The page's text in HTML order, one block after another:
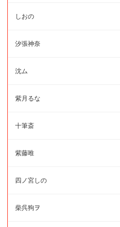
しおの
汐張神奈
沈ム
紫月るな
十筆斎
紫藤唯
四ノ宮しの
柴呉狗ヲ